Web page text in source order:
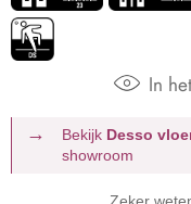
In
Bekijk Desso
showroom